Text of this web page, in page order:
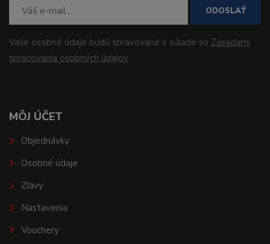
ODOSLAŤ
Vaše osobné údaje budú spravované v súlade so Zásadami
spracovania osobných údajov.
MÔJ ÚČET
Objednávky
Osobné údaje
Zľavy
Nastavenia
Vouchery